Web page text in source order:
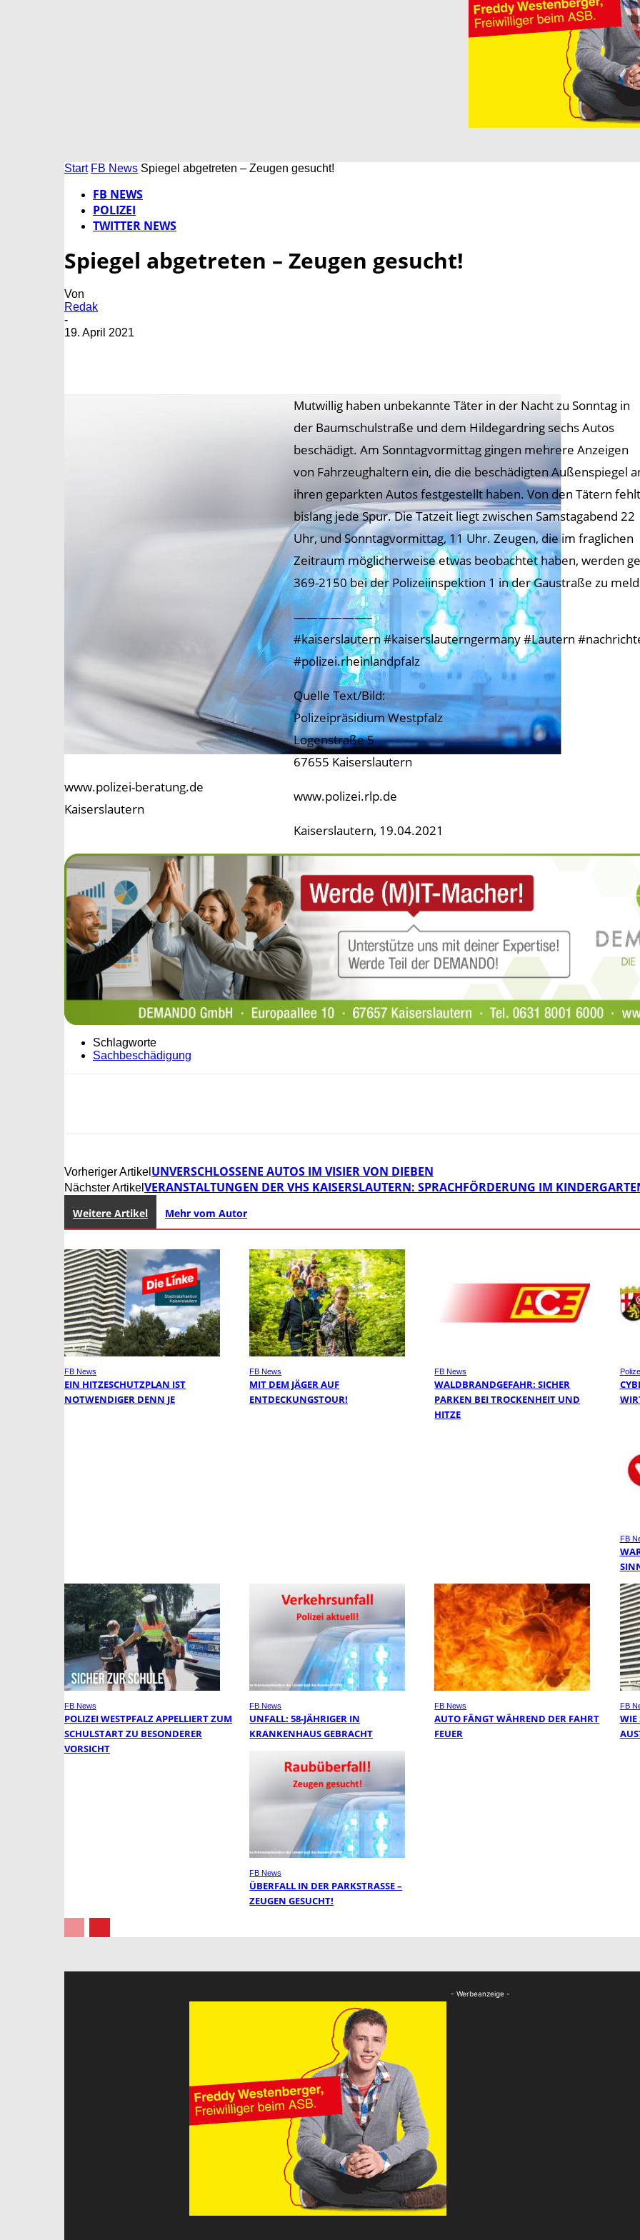
Start FB News Spiegel abgetreten – Zeugen gesucht!
FB NEWS
POLIZEI
TWITTER NEWS
Spiegel abgetreten – Zeugen gesucht!
Von
Redak
-
19. April 2021
www.polizei-beratung.de
Kaiserslautern
Mutwillig haben unbekannte Täter in der Nacht zu Sonntag in
der Baumschulstraße und dem Hildegardring sechs Autos
beschädigt. Am Sonntagvormittag gingen mehrere Anzeigen
von Fahrzeughaltern ein, die die beschädigten Außenspiegel
ihren geparkten Autos festgestellt haben. Von den Tätern fehlt
bislang jede Spur. Die Tatzeit liegt zwischen Samstagabend 22
Uhr, und Sonntagvormittag, 11 Uhr. Zeugen, die im fraglichen
Zeitraum möglicherweise etwas beobachtet haben, werden
369-2150 bei der Polizeiinspektion 1 in der Gaustraße zu
——————–
#kaiserslautern #kaiserslauterngermany #Lautern
#polizei.rheinlandpfalz
Quelle Text/Bild:
Polizeipräsidium Westpfalz
Logenstraße 5
67655 Kaiserslautern
www.polizei.rlp.de
Kaiserslautern, 19.04.2021
Schlagworte
Sachbeschädigung
Vorheriger Artikel UNVERSCHLOSSENE AUTOS IM VISIER VON DIEBEN
Nächster Artikel VERANSTALTUNGEN DER VHS KAISERSLAUTERN: SPRACHFÖRDERUNG IM
Weitere Artikel Mehr vom Autor
FB News
EIN HITZESCHUTZPLAN IST
NOTWENDIGER DENN JE
FB News
MIT DEM JÄGER AUF
ENTDECKUNGSTOUR!
FB News
WALDBRANDGEFAHR: SICHER
PARKEN BEI TROCKENHEIT UND
HITZE
FB
FB News
POLIZEI WESTPFALZ APPELLIERT ZUM
SCHULSTART ZU BESONDERER
VORSICHT
FB News
UNFALL: 58-JÄHRIGER IN
KRANKENHAUS GEBRACHT
FB News
AUTO FÄNGT WÄHREND DER FAHRT
FEUER
FB
WIE
FB News
ÜBERFALL IN DER PARKSTRASSE – Z
EUGEN GESUCHT!
- Werbeanzeige -